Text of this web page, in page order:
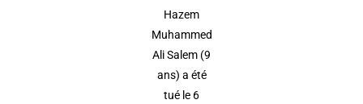
Hazem
Muhammed
Ali Salem (9
ans) a été
tué le 6